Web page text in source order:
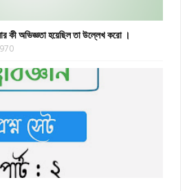
কী অভিজ্ঞতা হয়েছিল তা উল্লেখ করো ।